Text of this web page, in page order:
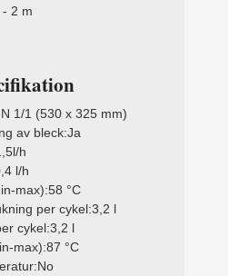
2 m
1/1 (530 x 325 mm)
av bleck:Ja
h
l/h
max):58 °C
per cykel:3,2 l
cykel:3,2 l
max):87 °C
No